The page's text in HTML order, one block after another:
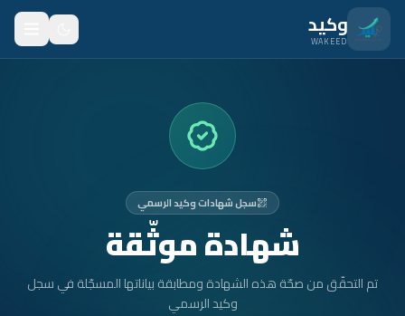
انتقل للمحتوى الرئيسي
وكيد
WAKEED
المتدربون
سجل شهادات وكيد الرسمي
شهادة موثّقة
تم التحقّق من صحّة هذه الشهادة ومطابقة بياناتها المسجّلة في سجل
وكيد الرسمي